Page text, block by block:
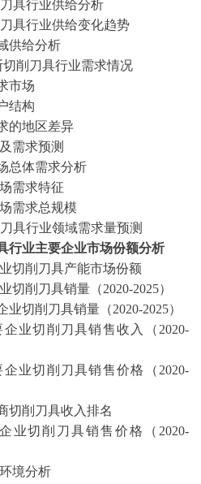
具行业供给分析
具行业供给变化趋势
供给分析
切削刀具行业需求情况
市场
结构
的地区差异
需求预测
总体需求分析
需求特征
需求总规模
具行业领域需求量预测
行业主要企业市场份额分析
切削刀具产能市场份额
切削刀具销量（2020-2025）
业切削刀具销量（2020-2025）
企业切削刀具销售收入（ 2020-
企业切削刀具销售价格（ 2020-
切削刀具收入排名
业切削刀具销售价格（ 2020-
境分析